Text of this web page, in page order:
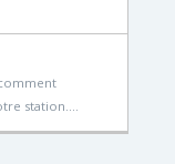
station....